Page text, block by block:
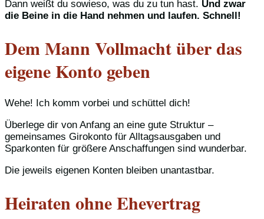
Dann weißt du sowieso, was du zu tun hast. Und zwar
die Beine in die Hand nehmen und laufen. Schnell!
Dem Mann Vollmacht über das
eigene Konto geben
Wehe! Ich komm vorbei und schüttel dich!
Überlege dir von Anfang an eine gute Struktur –
gemeinsames Girokonto für Alltagsausgaben und
Sparkonten für größere Anschaffungen sind wunderbar.
Die jeweils eigenen Konten bleiben unantastbar.
Heiraten ohne Ehevertrag